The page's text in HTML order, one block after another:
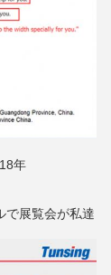
年
で展覧会が私達